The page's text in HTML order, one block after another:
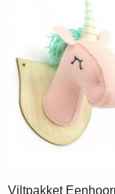
Viltpakket